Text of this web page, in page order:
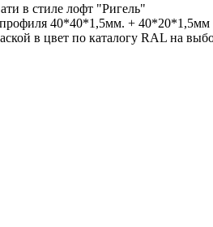
в стиле лофт "Ригель"
40*40*1,5мм. + 40*20*1,5мм
в цвет по каталогу RAL на